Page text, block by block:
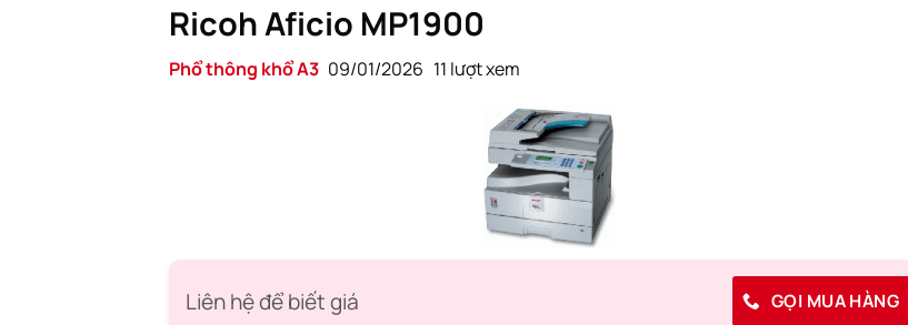
Ricoh Aficio MP1900
Phổ thông khổ A3 09/01/2026 11 lượt xem
Liên hệ để biết giá GỌI MUA HÀNG